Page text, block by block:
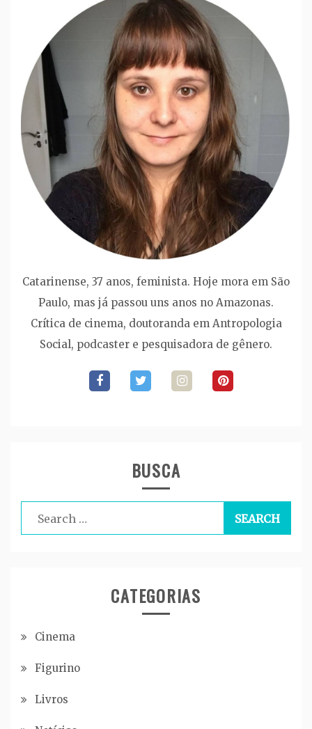
Catarinense, 37 anos, feminista. Hoje mora em São
Paulo, mas já passou uns anos no Amazonas.
Crítica de cinema, doutoranda em Antropologia
Social, podcaster e pesquisadora de gênero.
BUSCA
for:
CATEGORIAS
Cinema
Figurino
Livros